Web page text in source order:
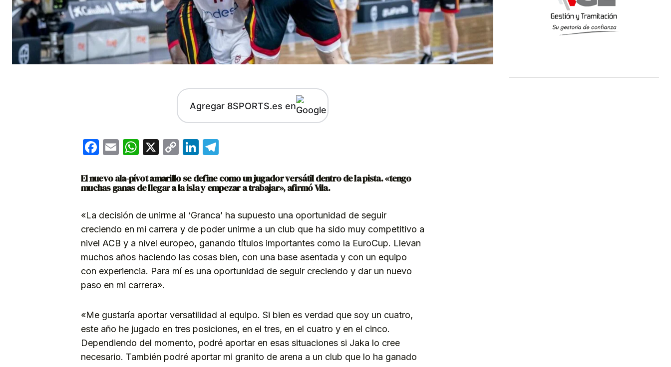
Agregar 8SPORTS.es en
Facebook
EmailWhatsApp
X
CopyLinkedIn
El nuevo ala-pívot amarillo se define como un jugador versátil dentro de la pista. «tengo
muchas ganas de llegar a la isla y empezar a trabajar», afirmó Vila.
«La decisión de unirme al ‘Granca’ ha supuesto una oportunidad de seguir
creciendo en mi carrera y de poder unirme a un club que ha sido muy competitivo a
nivel ACB y a nivel europeo, ganando títulos importantes como la EuroCup. Llevan
muchos años haciendo las cosas bien, con una base asentada y con un equipo
con experiencia. Para mí es una oportunidad de seguir creciendo y dar un nuevo
paso en mi carrera».
«Me gustaría aportar versatilidad al equipo. Si bien es verdad que soy un cuatro,
este año he jugado en tres posiciones, en el tres, en el cuatro y en el cinco.
Dependiendo del momento, podré aportar en esas situaciones si Jaka lo cree
necesario. También podré aportar mi granito de arena a un club que lo ha ganado